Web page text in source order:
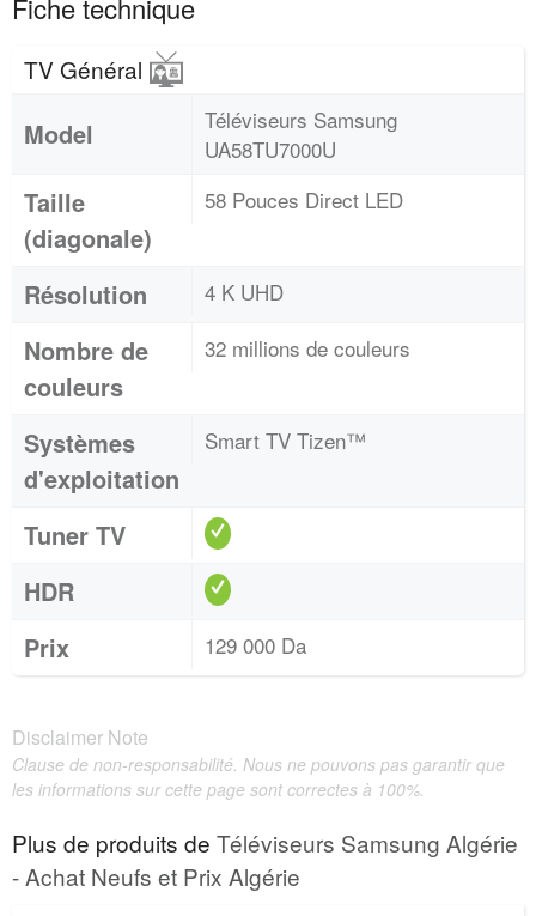
Fiche technique
TV Général
Model
Téléviseurs Samsung
UA58TU7000U
Taille
(diagonale)
58 Pouces Direct LED
Résolution 4 K UHD
Nombre de
couleurs
32 millions de couleurs
Systèmes
d'exploitation
Smart TV Tizen™
Tuner TV
HDR
Prix
129 000 Da
Disclaimer Note
Clause de non-responsabilité. Nous ne pouvons pas garantir que
les informations sur cette page sont correctes à 100%.
Plus de produits de Téléviseurs Samsung Algérie
- Achat Neufs et Prix Algérie